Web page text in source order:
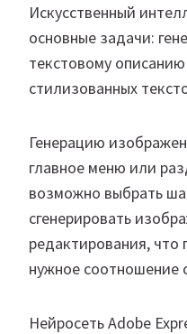
Искусственный
основные задачи:
текстовому
стилизованных
Генерацию
главное меню или
возможно выбрать
сгенерировать
редактирования, что
нужное соотношение
Нейросеть Adobe